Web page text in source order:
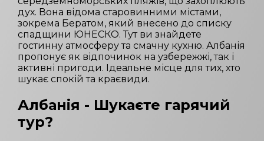
дух. Вона відома старовинними містами,
зокрема Бератом, який внесено до списку
спадщини ЮНЕСКО. Тут ви знайдете
гостинну атмосферу та смачну кухню. Албанія
пропонує як відпочинок на узбережжі, так і
активні пригоди. Ідеальне місце для тих, хто
шукає спокій та краєвиди.
Албанія - Шукаєте гарячий
тур?